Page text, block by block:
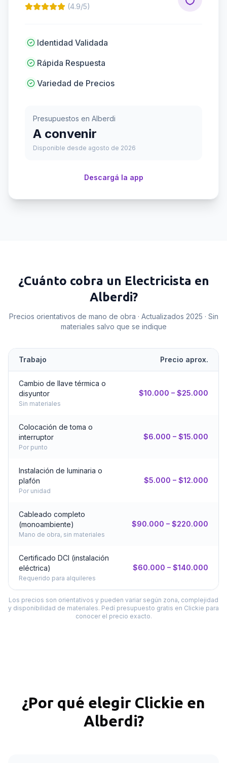
(4.9/5)
Identidad Validada
Rápida Respuesta
Variedad de Precios
Presupuestos en Alberdi
A convenir
Disponible desde agosto de 2026
Descargá la app
¿Cuánto cobra un Electricista en
Alberdi?
Precios orientativos de mano de obra · Actualizados 2025 · Sin
materiales salvo que se indique
Trabajo Precio aprox.
Cambio de llave térmica o
disyuntor
Sin materiales
$10.000 – $25.000
Colocación de toma o
interruptor
Por punto
$6.000 – $15.000
Instalación de luminaria o
plafón
Por unidad
$5.000 – $12.000
Cableado completo
(monoambiente)
Mano de obra, sin materiales
$90.000 – $220.000
Certificado DCI (instalación
eléctrica)
Requerido para alquileres
$60.000 – $140.000
Los precios son orientativos y pueden variar según zona, complejidad
y disponibilidad de materiales. Pedí presupuesto gratis en Clickie para
conocer el precio exacto.
¿Por qué elegir Clickie en
Alberdi?